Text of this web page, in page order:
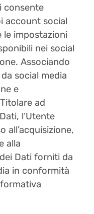
consente
account social
le impostazioni
nei social
Associando
social media
e
ad
l’Utente
all’acquisizione,
alla
Dati forniti da
in conformità